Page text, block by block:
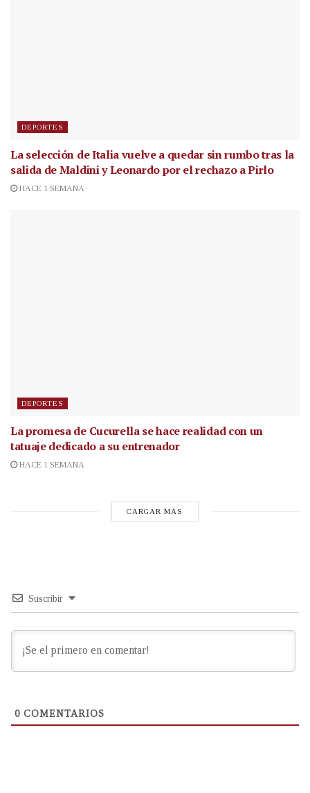
DEPORTES
La selección de Italia vuelve a quedar sin rumbo tras la
salida de Maldini y Leonardo por el rechazo a Pirlo
HACE 1 SEMANA
DEPORTES
La promesa de Cucurella se hace realidad con un
tatuaje dedicado a su entrenador
HACE 1 SEMANA
CARGAR MÁS
Suscribir
0 COMENTARIOS